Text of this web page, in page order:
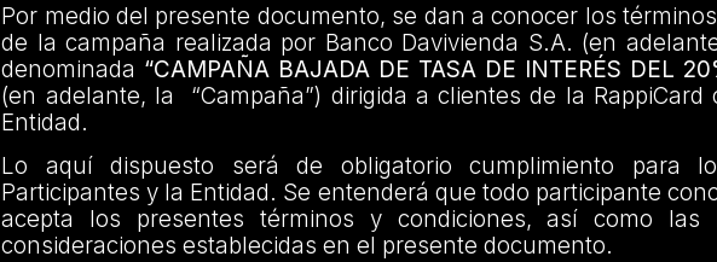
Por medio del presente documento, se dan a conocer los
de la campaña realizada por Banco Davivienda S.A. (en
denominada “CAMPAÑA BAJADA DE TASA DE INTERÉS DEL
(en adelante, la “Campaña”) dirigida a clientes de la RappiCard
Entidad.
Lo aquí dispuesto será de obligatorio cumplimiento para
Participantes y la Entidad. Se entenderá que todo participante
acepta los presentes términos y condiciones, así como las
consideraciones establecidas en el presente documento.